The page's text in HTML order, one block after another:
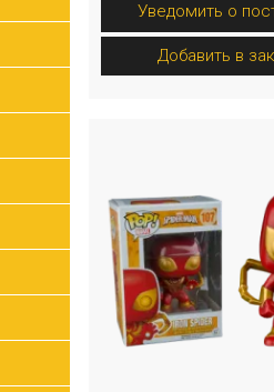
Уведомить о
Добавить в